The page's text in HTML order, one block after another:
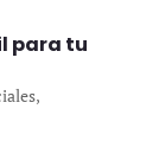
para tu
,